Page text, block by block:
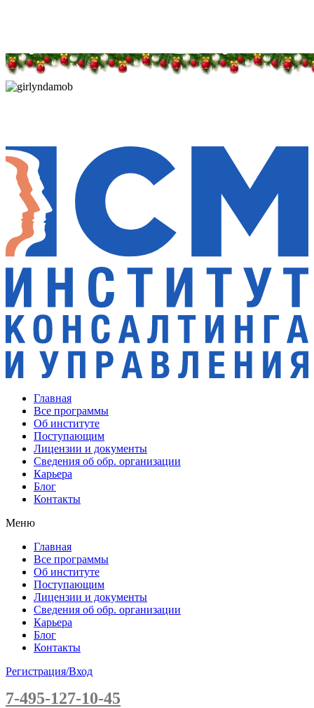
Главная
Все программы
Об институте
Поступающим
Лицензии и документы
Сведения об обр. организации
Карьера
Блог
Контакты
Меню
Главная
Все программы
Об институте
Поступающим
Лицензии и документы
Сведения об обр. организации
Карьера
Блог
Контакты
Регистрация/Вход
7-495-127-10-45